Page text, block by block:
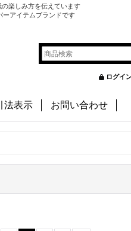
楽しみ方を伝えています
ーアイテムブランドです
ログイ
法表示 お問い合わせ